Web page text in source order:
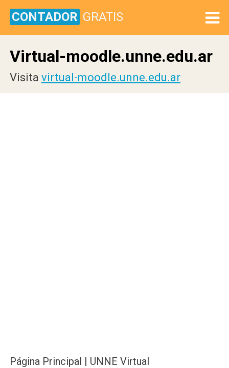
CONTADOR GRATIS
Virtual-moodle.unne.edu.ar
Visita virtual-moodle.unne.edu.ar
Página Principal | UNNE Virtual